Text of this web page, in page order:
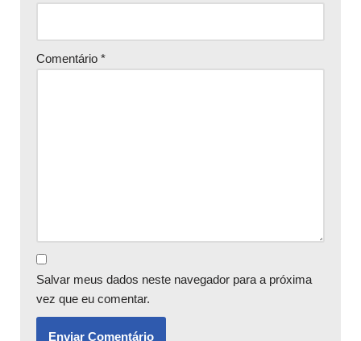
Comentário *
Salvar meus dados neste navegador para a próxima
vez que eu comentar.